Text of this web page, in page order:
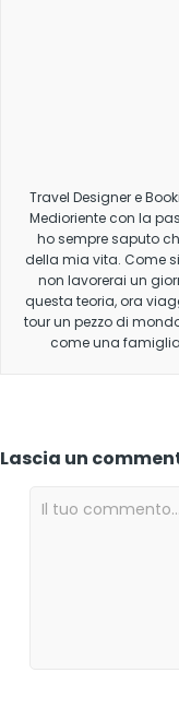
Travel Designer e
Medioriente con la
ho sempre saputo
della mia vita. Come
non lavorerai un
questa teoria, ora
tour un pezzo di
come una
Lascia un